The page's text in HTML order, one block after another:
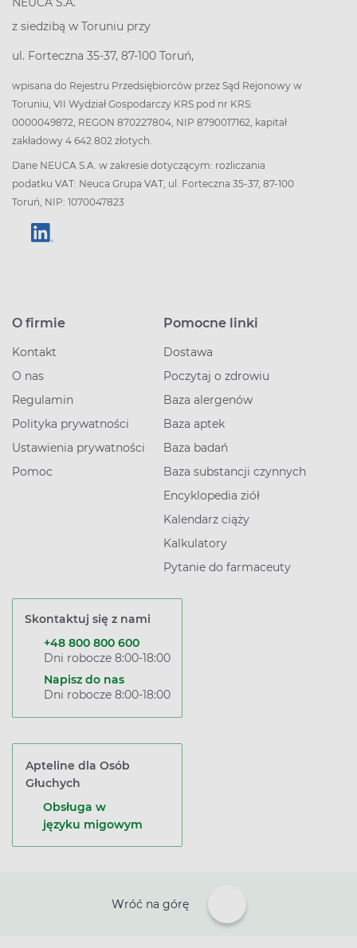
z siedzibą w Toruniu przy
ul. Forteczna 35-37, 87-100 Toruń,
wpisana do Rejestru Przedsiębiorców przez Sąd Rejonowy w
Toruniu, VII Wydział Gospodarczy KRS pod nr KRS:
0000049872, REGON 870227804, NIP 8790017162, kapitał
zakładowy 4 642 802 złotych.
Dane NEUCA S.A. w zakresie dotyczącym: rozliczania
podatku VAT: Neuca Grupa VAT, ul. Forteczna 35-37, 87-100
Toruń, NIP: 1070047823
O firmie
Kontakt
O nas
Regulamin
Polityka prywatności
Ustawienia prywatności
Pomoc
Pomocne linki
Dostawa
Poczytaj o zdrowiu
Baza alergenów
Baza aptek
Baza badań
Baza substancji czynnych
Encyklopedia ziół
Kalendarz ciąży
Kalkulatory
Pytanie do farmaceuty
Skontaktuj się z nami
+48 800 800 600
Dni robocze 8:00-18:00
Napisz do nas
Dni robocze 8:00-18:00
Apteline dla Osób
Głuchych
Obsługa w
języku migowym
Wróć na górę